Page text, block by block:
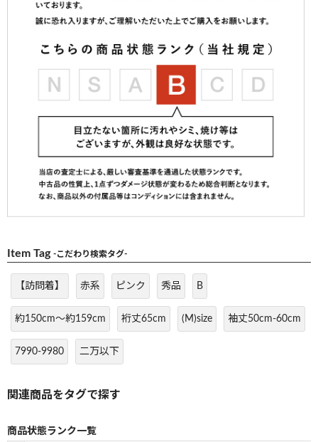
Item Tag -こだわり検索タグ-
【訪問着】 赤系 ピンク 秀品 B
約150cm～約159cm 裄丈65cm (M)size 袖丈50cm-60cm
7990-9980 二万以下
商品状態ランク一覧